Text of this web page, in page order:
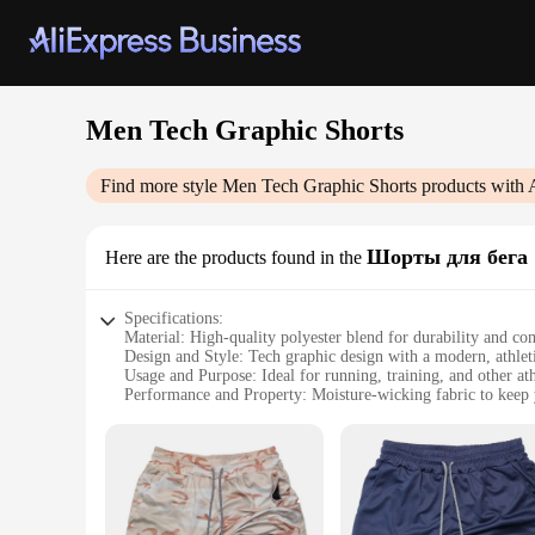
Men Tech Graphic Shorts
Find more style Men Tech Graphic Shorts products with
Here are the products found in the Шорты для бега
Specifications:
Material: High-quality polyester blend for durability and
Design and Style: Tech graphic design with a modern,
Usage and Purpose: Ideal for running, training, and other
Performance and Property: Moisture-wicking fabric to
Parts and Accessories: Includes a convenient drawstring for
Features:
**Optimized for Performance**
The Men Tech Graphic Shorts are the ultimate choice for
comfort, making them perfect for any workout routine.